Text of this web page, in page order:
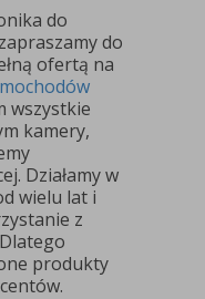
do
do
ofertą na
wszystkie
kamery,
Działamy w
wielu lat i
z
produkty